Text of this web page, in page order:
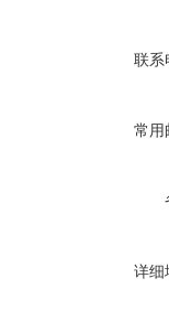
联系
常用
详细